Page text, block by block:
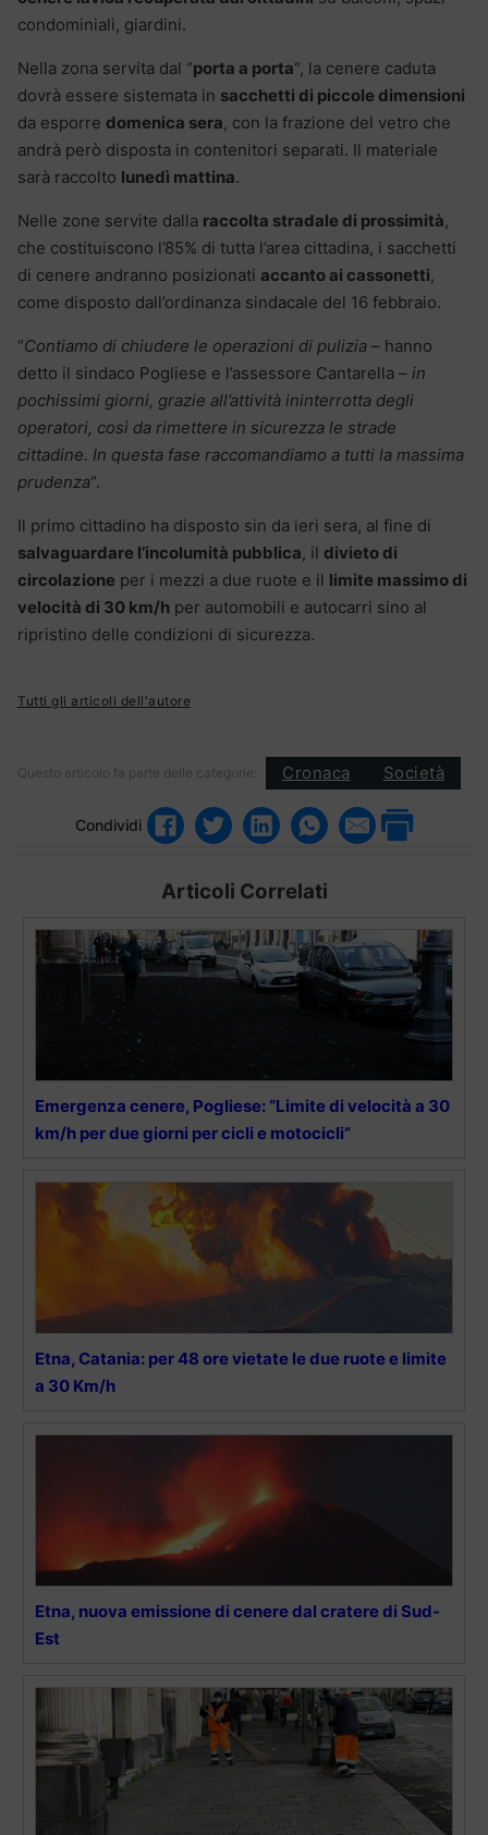
condominiali, giardini.
Nella zona servita dal “porta a porta“, la cenere caduta
dovrà essere sistemata in sacchetti di piccole dimensioni
da esporre domenica sera, con la frazione del vetro che
andrà però disposta in contenitori separati. Il materiale
sarà raccolto lunedì mattina.
Nelle zone servite dalla raccolta stradale di prossimità,
che costituiscono l’85% di tutta l’area cittadina, i sacchetti
di cenere andranno posizionati accanto ai cassonetti,
come disposto dall’ordinanza sindacale del 16 febbraio.
“Contiamo di chiudere le operazioni di pulizia – hanno
detto il sindaco Pogliese e l’assessore Cantarella – in
pochissimi giorni, grazie all’attività ininterrotta degli
operatori, così da rimettere in sicurezza le strade
cittadine. In questa fase raccomandiamo a tutti la massima
prudenza“.
Il primo cittadino ha disposto sin da ieri sera, al fine di
salvaguardare l’incolumità pubblica, il divieto di
circolazione per i mezzi a due ruote e il limite massimo di
velocità di 30 km/h per automobili e autocarri sino al
ripristino delle condizioni di sicurezza.
Tutti gli articoli dell'autore
Questo articolo fa parte delle categorie: Cronaca Società
Condividi
Articoli Correlati
Emergenza cenere, Pogliese: “Limite di velocità a 30
km/h per due giorni per cicli e motocicli”
Etna, Catania: per 48 ore vietate le due ruote e limite
a 30 Km/h
Etna, nuova emissione di cenere dal cratere di Sud-
Est